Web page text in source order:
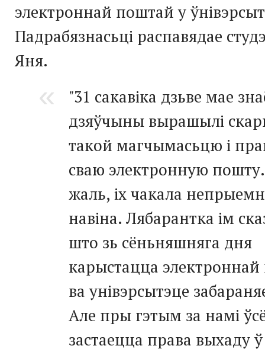
электроннай поштай у
Падрабязнасьці распавядае
Яня.
"31 сакавіка дзьве мае
дзяўчыны вырашылі
такой магчымасьцю і
сваю электронную
жаль, іх чакала
навіна. Лябарантка ім
што зь сёньняшняга дня
карыстацца
ва унівэрсытэце
Але пры гэтым за намі
застаецца права выхаду ў